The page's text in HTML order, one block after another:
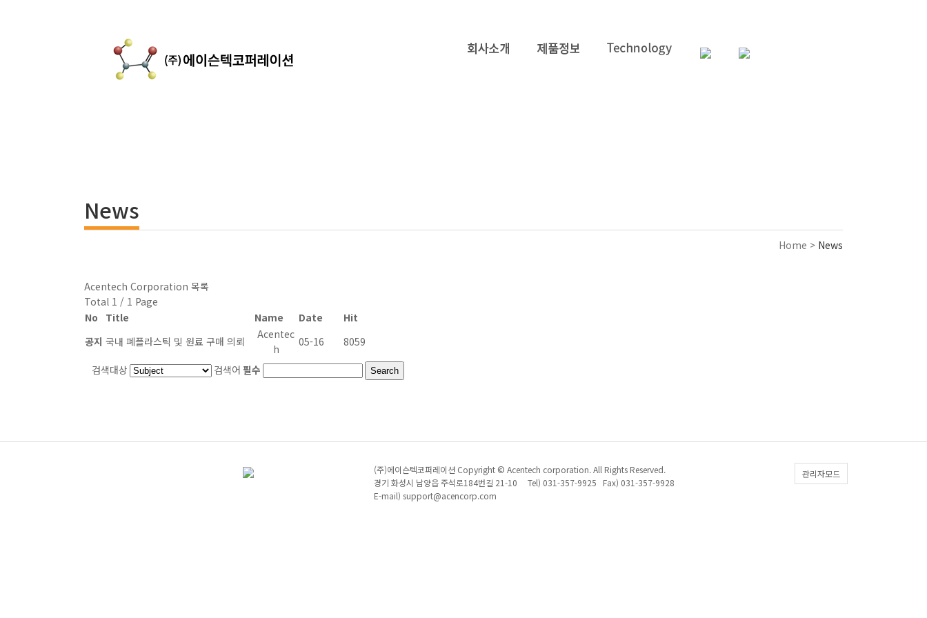
News
Home > News
Acentech Corporation 목록
Total 1 / 1 Page
No
Title Name Date
Hit
공지 국내 폐플라스틱 및 원료 구매 의뢰
Acentec
h
05-16 8059
검색대상 검색어 필수
(주)에이슨텍코퍼레이션 Copyright © Acentech corporation. All Rights Reserved.
경기 화성시 남양읍 주석로184번길 21-10 Tel) 031-357-9925 Fax) 031-357-9928
E-mail) support@acencorp.com
관리자모드